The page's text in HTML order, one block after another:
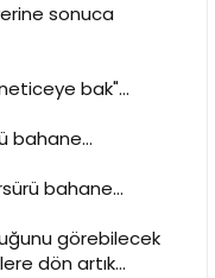
sonuca
bak"...
bahane...
bahane...
görebilecek
dön artık...